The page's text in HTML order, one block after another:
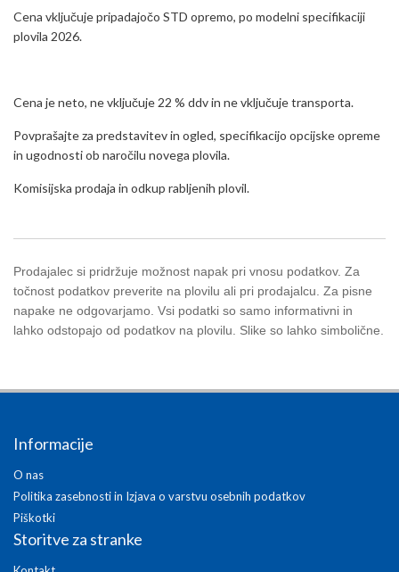
Cena vključuje pripadajočo STD opremo, po modelni specifikaciji
plovila 2026.
Cena je neto, ne vključuje 22 % ddv in ne vključuje transporta.
Povprašajte za predstavitev in ogled, specifikacijo opcijske opreme
in ugodnosti ob naročilu novega plovila.
Komisijska prodaja in odkup rabljenih plovil.
Prodajalec si pridržuje možnost napak pri vnosu podatkov. Za
točnost podatkov preverite na plovilu ali pri prodajalcu. Za pisne
napake ne odgovarjamo. Vsi podatki so samo informativni in
lahko odstopajo od podatkov na plovilu. Slike so lahko simbolične.
Informacije
O nas
Politika zasebnosti in Izjava o varstvu osebnih podatkov
Piškotki
Storitve za stranke